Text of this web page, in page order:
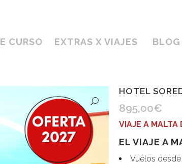
CURSO EXTRAS X VIAJES BLOG
HOTEL
895,00€
VIAJE A MALTA
EL VIAJE A
Vuelos desde